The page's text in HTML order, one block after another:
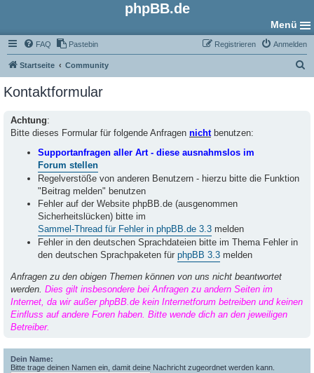
phpBB.de
Menü
FAQ Pastebin Anmelden
Registrieren
Startseite Community
Kontaktformular
Achtung:
Bitte dieses Formular für folgende Anfragen nichtbenutzen:
Supportanfragen aller Art - diese ausnahmslos im
Forum stellen
Regelverstöße von anderen Benutzern - hierzu bitte die Funktion
"Beitrag melden" benutzen
Fehler auf der Website phpBB.de (ausgenommen
Sicherheitslücken) bitte im
Sammel-Thread für Fehler in phpBB.de 3.3 melden
Fehler in den deutschen Sprachdateien bitte im Thema Fehler in
den deutschen Sprachpaketen für phpBB 3.3 melden
Anfragen zu den obigen Themen können von uns nicht beantwortet
werden. Dies gilt insbesondere bei Anfragen zu andern Seiten im
Internet, da wir außer phpBB.de kein Internetforum betreiben und keinen
Einfluss auf andere Foren haben. Bitte wende dich an den jeweiligen
Betreiber.
Dein Name:
Bitte trage deinen Namen ein, damit deine Nachricht zugeordnet werden kann.